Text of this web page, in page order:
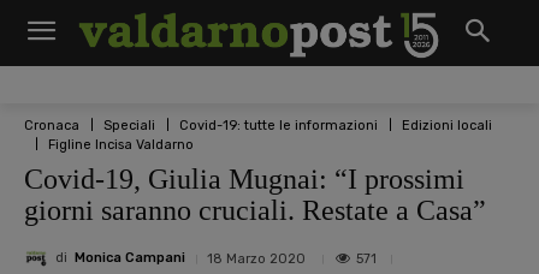
Cronaca Speciali Covid-19: tutte le informazioni
Edizioni locali
Figline Incisa Valdarno
Covid-19, Giulia Mugnai: “I prossimi
giorni saranno cruciali. Restate a Casa”
di Monica Campani 18 Marzo 2020 571